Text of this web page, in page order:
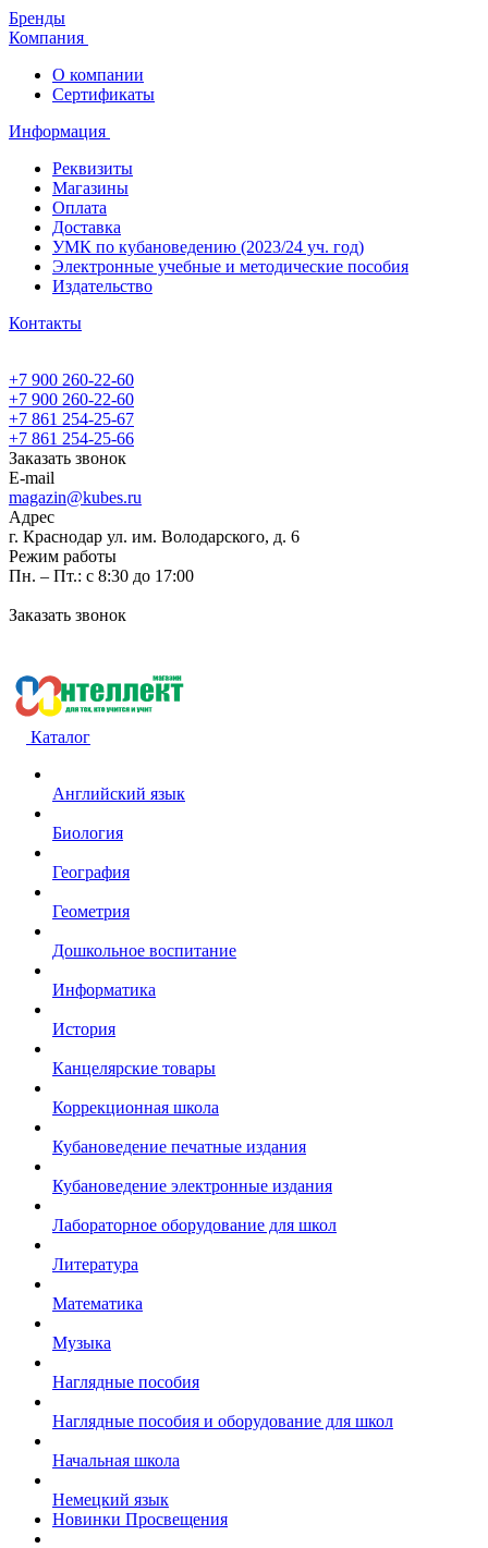
Бренды
Компания
О компании
Сертификаты
Информация
Реквизиты
Магазины
Oплата
Доставка
УМК по кубановедению (2023/24 уч. год)
Электронные учебные и методические пособия
Издательство
Контакты
+7 900 260-22-60
+7 900 260-22-60
+7 861 254-25-67
+7 861 254-25-66
Заказать звонок
E-mail
magazin@kubes.ru
Адрес
г. Краснодар ул. им. Володарского, д. 6
Режим работы
Пн. – Пт.: с 8:30 до 17:00
Заказать звонок
Каталог
Английский язык
Биология
География
Геометрия
Дошкольное воспитание
Информатика
История
Канцелярские товары
Коррекционная школа
Кубановедение печатные издания
Кубановедение электронные издания
Лабораторное оборудование для школ
Литература
Математика
Музыка
Наглядные пособия
Наглядные пособия и оборудование для школ
Начальная школа
Немецкий язык
Новинки Просвещения